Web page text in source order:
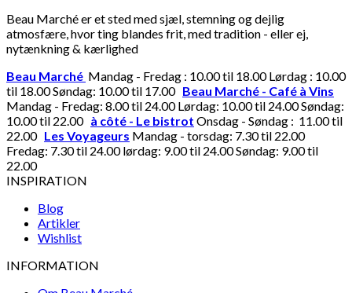
Beau Marché er et sted med sjæl, stemning og dejlig
atmosfære, hvor ting blandes frit, med tradition - eller ej,
nytænkning & kærlighed
Beau Marché Mandag - Fredag : 10.00 til 18.00 Lørdag : 10.00
til 18.00 Søndag: 10.00 til 17.00 Beau Marché - Café à Vins
Mandag - Fredag: 8.00 til 24.00 Lørdag: 10.00 til 24.00 Søndag:
10.00 til 22.00 à côté - Le bistrot Onsdag - Søndag : 11.00 til
22.00 Les Voyageurs Mandag - torsdag: 7.30 til 22.00
Fredag: 7.30 til 24.00 lørdag: 9.00 til 24.00 Søndag: 9.00 til
22.00
INSPIRATION
Blog
Artikler
Wishlist
INFORMATION